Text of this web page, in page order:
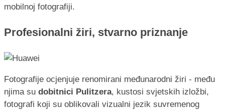
mobilnoj fotografiji.
Profesionalni žiri, stvarno priznanje
Fotografije ocjenjuje renomirani međunarodni žiri - među
njima su dobitnici Pulitzera, kustosi svjetskih izložbi,
fotografi koji su oblikovali vizualni jezik suvremenog